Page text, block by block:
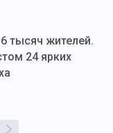
тысяч жителей.
24 ярких